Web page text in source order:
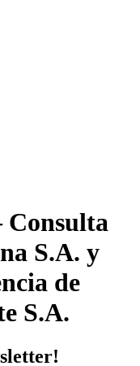
Consulta
S.A. y
de
S.A.